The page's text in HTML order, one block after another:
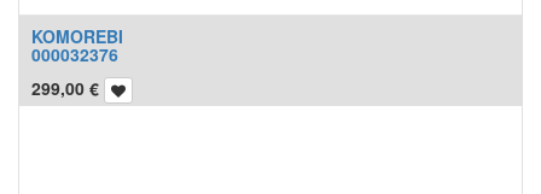
KOMOREBI
000032376
299,00 €